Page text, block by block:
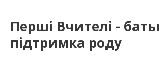
Перші Вчителі -
підтримка роду